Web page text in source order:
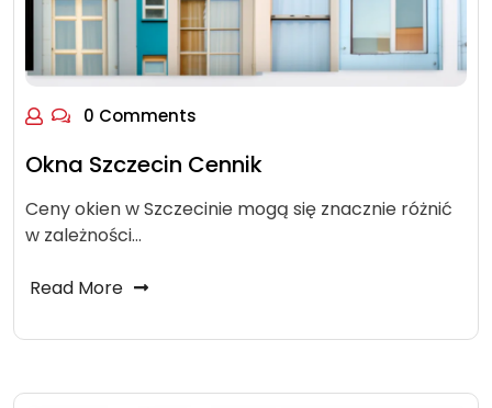
0 Comments
Okna Szczecin Cennik
Ceny okien w Szczecinie mogą się znacznie różnić
w zależności…
Read More